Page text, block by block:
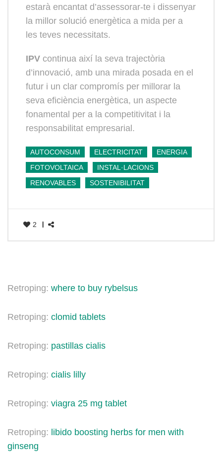
estarà encantat d’assessorar-te i dissenyar
la millor solució energètica a mida per a
les teves necessitats.
IPV continua així la seva trajectòria
d’innovació, amb una mirada posada en el
futur i un clar compromís per millorar la
seva eficiència energètica, un aspecte
fonamental per a la competitivitat i la
responsabilitat empresarial.
AUTOCONSUM ELECTRICITAT
ENERGIA
FOTOVOLTAICA
INSTAL·LACIONS
RENOVABLES
SOSTENIBILITAT
2
Retroping: where to buy rybelsus
Retroping: clomid tablets
Retroping: pastillas cialis
Retroping: cialis lilly
Retroping: viagra 25 mg tablet
Retroping: libido boosting herbs for men with
ginseng